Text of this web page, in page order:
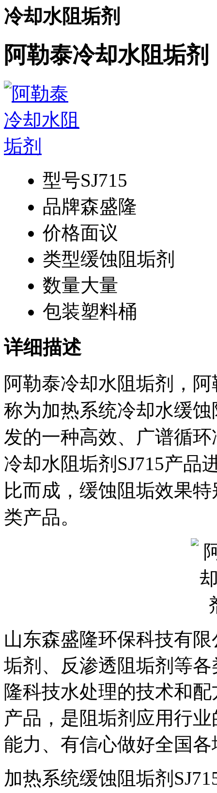
冷却水阻垢剂
阿勒泰冷却水阻垢剂
型号SJ715
品牌森盛隆
价格面议
类型缓蚀阻垢剂
数量大量
包装塑料桶
详细描述
阿勒泰冷却水阻垢剂，
称为加热系统冷却水缓
发的一种高效、广谱循
冷却水阻垢剂 SJ715产品
比而成，缓蚀阻垢效果
类产品。
山东森盛隆环保科技有
垢剂、反渗透阻垢剂等
隆科技水处理的技术和
产品，是阻垢剂应用行
能力、有信心做好全国
加热系统缓蚀阻垢剂